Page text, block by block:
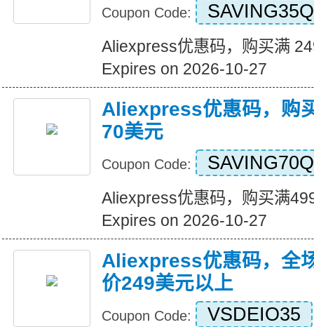
Coupon Code: SAVING35Q
Aliexpress优惠码，购买满
Expires on 2026-10-27
Aliexpress优惠码，购
70美元
Coupon Code: SAVING70Q
Aliexpress优惠码，购买满
Expires on 2026-10-27
Aliexpress优惠码，全
价249美元以上
Coupon Code: VSDEIO35